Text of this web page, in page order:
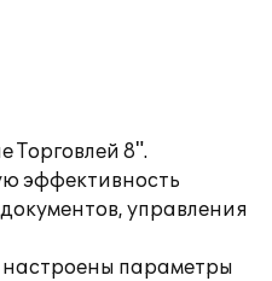
Торговлей 8".
эффективность
управления
настроены параметры